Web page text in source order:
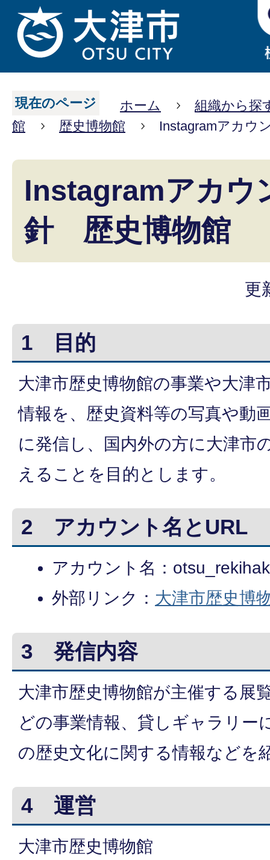
現在のページ ホーム
組織から探
館
歴史博物館 Instagramアカウ
Instagramアカウ
針 歴史博物館
更
1 目的
大津市歴史博物館の事業や大津
情報を、歴史資料等の写真や動
に発信し、国内外の方に大津市
えることを目的とします。
2 アカウント名とURL
アカウント名：
外部リンク： 大津市歴史博
3 発信内容
大津市歴史博物館が主催する展
どの事業情報、貸しギャラリー
の歴史文化に関する情報などを
4 運営
大津市歴史博物館